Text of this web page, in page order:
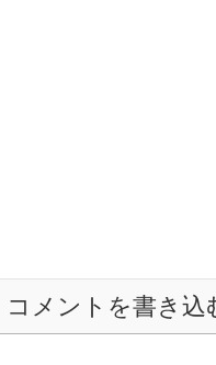
コメントを書き込